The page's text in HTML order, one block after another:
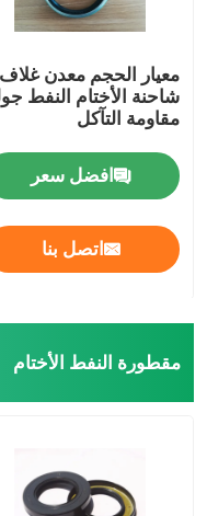
معيار الحجم معدن غلاف
شاحنة الأختام النفط
مقاومة التآكل
افضل سعر
اتصل بنا
مقطورة النفط الأختام